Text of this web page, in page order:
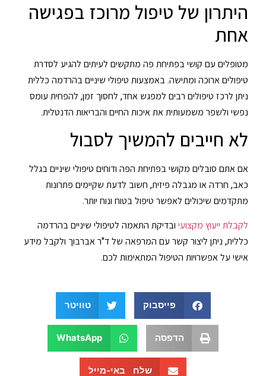
היתרון של טיפול מרוכז בפגישה
אחת
מטופלים עם קושי בפתיחת פה מתקשים לעיתים להגיע לסדרת
טיפולים ארוכה ומתישה. באמצעות טיפולי שיניים בהרדמה כללית
ניתן לרכז טיפולים רבים למפגש אחד, לחסוך זמן, להפחית עומס
נפשי ולשפר משמעותית את איכות החיים והבריאות הדנטלית.
לא חייבים להמשיך לסבול
אם אתם סובלים מקושי בפתיחת הפה ודוחים טיפולי שיניים בגלל
כאב, חרדה או מגבלה פיזית, חשוב לדעת שקיימים פתרונות
מתקדמים שיכולים לאפשר טיפול בטוח ונוח יותר.
לקבלת ייעוץ מקצועי ובדיקת התאמה לטיפולי שיניים בהרדמה
כללית, ניתן ליצור קשר עם המרפאה של ד"ר אברבוך ולקבל מידע
אישי על אפשרויות הטיפול המתאימות לכם.
פייסבוק טוויטר
הדפסה WhatsApp
שלח באי-מייל